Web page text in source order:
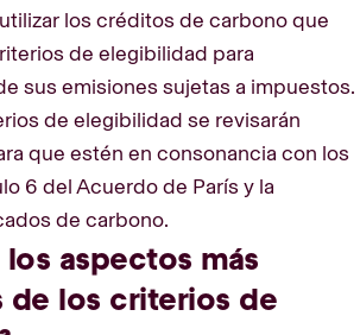
los créditos de carbono que
de elegibilidad para
sus emisiones sujetas a impuestos.
de elegibilidad se revisarán
que estén en consonancia con los
6 del Acuerdo de París y la
de carbono.
los aspectos más
de los criterios de